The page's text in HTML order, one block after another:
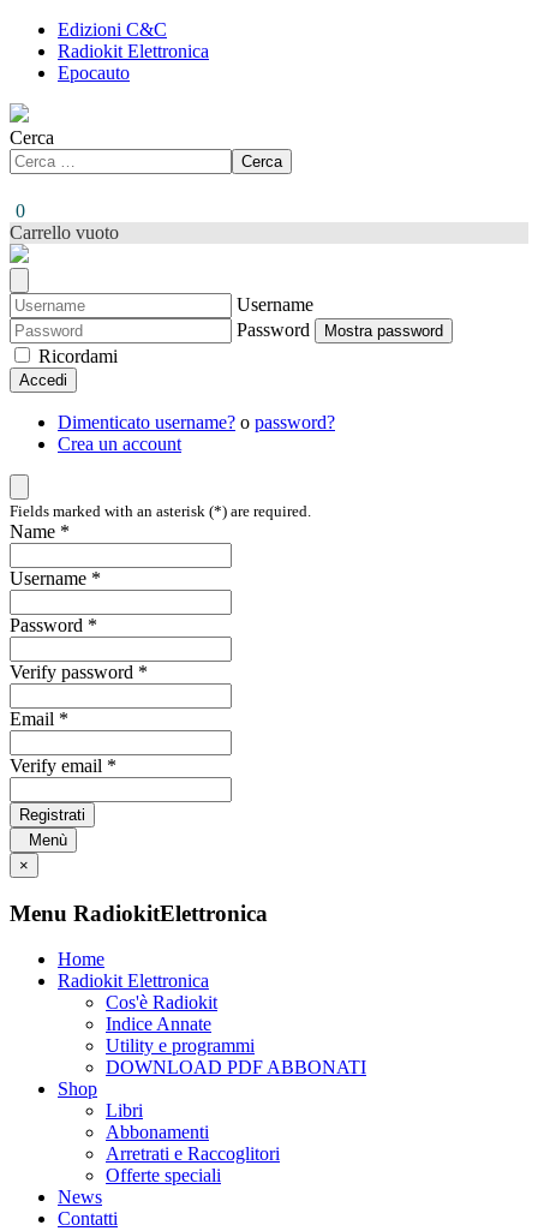
Edizioni C&C
Radiokit Elettronica
Epocauto
Cerca
Cerca
0
Carrello vuoto
Username
Password
Mostra password
Ricordami
Accedi
Dimenticato username? o password?
Crea un account
Fields marked with an asterisk (*) are required.
Name *
Username *
Password *
Verify password *
Email *
Verify email *
Registrati
Menù
×
Menu RadiokitElettronica
Home
Radiokit Elettronica
Cos'è Radiokit
Indice Annate
Utility e programmi
DOWNLOAD PDF ABBONATI
Shop
Libri
Abbonamenti
Arretrati e Raccoglitori
Offerte speciali
News
Contatti